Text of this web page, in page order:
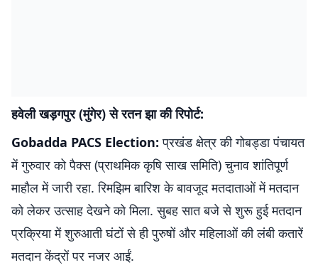
हवेली खड़गपुर (मुंगेर) से रतन झा की रिपोर्ट:
Gobadda PACS Election: प्रखंड क्षेत्र की गोबड्डा पंचायत
में गुरुवार को पैक्स (प्राथमिक कृषि साख समिति) चुनाव शांतिपूर्ण
माहौल में जारी रहा. रिमझिम बारिश के बावजूद मतदाताओं में मतदान
को लेकर उत्साह देखने को मिला. सुबह सात बजे से शुरू हुई मतदान
प्रक्रिया में शुरुआती घंटों से ही पुरुषों और महिलाओं की लंबी कतारें
मतदान केंद्रों पर नजर आईं.